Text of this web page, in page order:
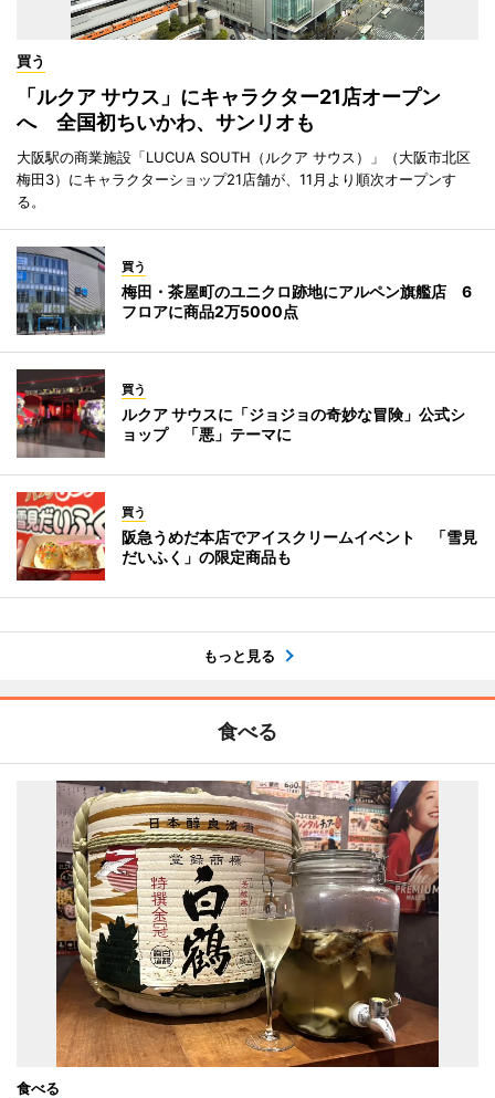
買う
「ルクア サウス」にキャラクター21店オープン
へ 全国初ちいかわ、サンリオも
大阪駅の商業施設「LUCUA SOUTH（ルクア サウス）」（大阪市北区
梅田3）にキャラクターショップ21店舗が、11月より順次オープンす
る。
買う
梅田・茶屋町のユニクロ跡地にアルペン旗艦店 6
フロアに商品2万5000点
買う
ルクア サウスに「ジョジョの奇妙な冒険」公式シ
ョップ 「悪」テーマに
買う
阪急うめだ本店でアイスクリームイベント 「雪見
だいふく」の限定商品も
もっと見る
食べる
食べる